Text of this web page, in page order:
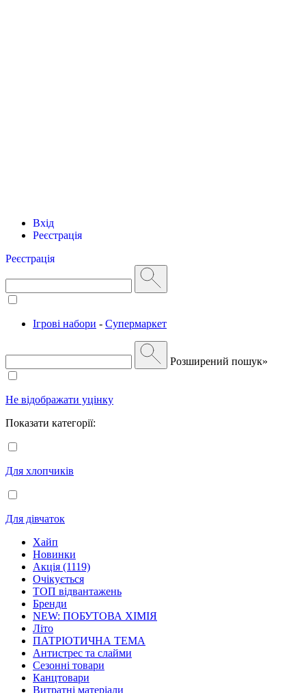
Вхід
Реєстрація
Реєстрація
Ігрові набори - Супермаркет
Розширений пошук»
Не відображати уцінку
Показати категорії:
Для хлопчиків
Для дівчаток
Хайп
Новинки
Акція (1119)
Очікується
ТОП відвантажень
Бренди
NEW: ПОБУТОВА ХІМІЯ
Літо
ПАТРІОТИЧНА ТЕМА
Антистрес та слайми
Сезонні товари
Канцтовари
Витратні матеріали